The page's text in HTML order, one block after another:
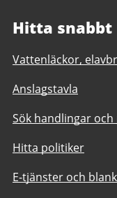
Hitta snabbt
Vattenläckor,
Anslagstavla
Sök handlingar
Hitta politiker
E-tjänster och